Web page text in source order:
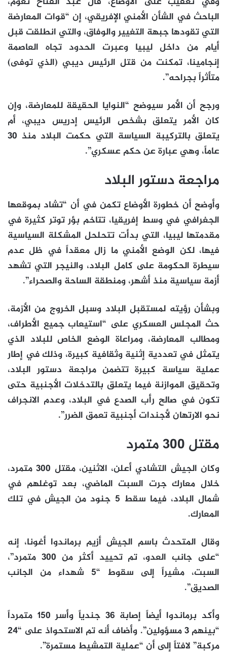
الباحث في الشأن الأمني الإفريقي، إن “قوات المعارضة
التي تقودها جبهة التغيير والوفاق، والتي انطلقت قبل
أيام من داخل ليبيا وعبرت الحدود تجاه العاصمة
إنجامينا، تمكنت من قتل الرئيس ديبي (الذي توفى)
متأثراً بجراحه”.
ورجح أن الأمر سيوضح “النوايا الحقيقة للمعارضة، وإن
كان الأمر يتعلق بشخص الرئيس إدريس ديبي، أم
يتعلق بالتركيبة السياسة التي حكمت البلاد منذ 30
عاماً، وهي عبارة عن حكم عسكري”.
مراجعة دستور البلاد
وأوضح أن خطورة الأوضاع تكمن في أن “تشاد بموقعها
الجغرافي في وسط إفريقيا، تتاخم بؤر توتر كثيرة في
مقدمتها ليبيا، التي بدأت تتحلحل المشكلة السياسية
فيها، لكن الوضع الأمني ما زال معقداً في ظل عدم
سيطرة الحكومة على كامل البلاد، والنيجر التي تشهد
أزمة سياسية منذ أشهر، ومنطقة الساحة والصحراء”.
وبشأن رؤيته لمستقبل البلاد وسبل الخروج من الأزمة،
حث المجلس العسكري على “استيعاب جميع الأطراف،
ومطالب المعارضة، ومراعاة الوضع الخاص للبلاد الذي
يتمثل في تعددية إثنية وثقافية كبيرة، وذلك في إطار
عملية سياسة كبيرة تتضمن مراجعة دستور البلاد،
وتحقيق الموازنة فيما يتعلق بالتدخلات الأجنبية حتى
تكون في صالح رأب الصدع في البلاد، وعدم الانجراف
نحو الارتهان لأجندات أجنبية تعمق الضرر”.
مقتل 300 متمرد
وكان الجيش التشادي أعلن، الاثنين، مقتل 300 متمرد،
خلال معارك جرت السبت الماضي، بعد توغلهم في
شمال البلاد، فيما سقط 5 جنود من الجيش في تلك
المعارك.
وقال المتحدث باسم الجيش أزيم برماندوا أغونا، إنه
“على جانب العدو، تم تحييد أكثر من 300 متمرد”،
السبت، مشيراً إلى سقوط “5 شهداء من الجانب
الصديق”.
وأكد برماندوا أيضاً إصابة 36 جندياً وأسر 150 متمرداً
“بينهم 3 مسؤولين”. وأضاف أنه تم الاستحواذ على “24
مركبة” لافتاً إلى أن “عملية التمشيط مستمرة”.